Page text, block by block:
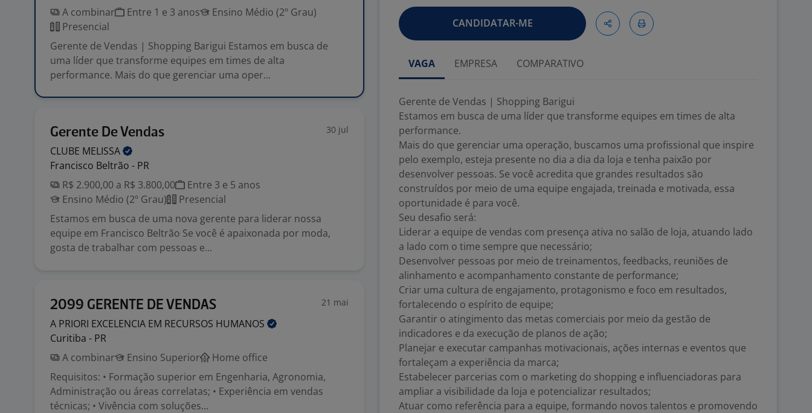
A combinar
Entre 1 e 3 anos
Ensino Médio (2º Grau)
Presencial
Gerente de Vendas | Shopping Barigui Estamos em busca de
uma líder que transforme equipes em times de alta
performance. Mais do que gerenciar uma oper...
Gerente De Vendas 30 jul
CLUBE MELISSA
Francisco Beltrão - PR
R$ 2.900,00 a R$ 3.800,00
Entre 3 e 5 anos
Ensino Médio (2º Grau)
Presencial
Estamos em busca de uma nova gerente para liderar nossa
equipe em Francisco Beltrão Se você é apaixonada por moda,
gosta de trabalhar com pessoas e...
2099 GERENTE DE VENDAS 21 mai
A PRIORI EXCELENCIA EM RECURSOS HUMANOS
Curitiba - PR
A combinar
Ensino Superior
Home office
Requisitos: • Formação superior em Engenharia, Agronomia,
Administração ou áreas correlatas; • Experiência em vendas
técnicas; • Vivência com soluções...
CANDIDATAR-ME
VAGA EMPRESA COMPARATIVO
Gerente de Vendas | Shopping Barigui
Estamos em busca de uma líder que transforme equipes em times de alta
performance.
Mais do que gerenciar uma operação, buscamos uma profissional que inspire
pelo exemplo, esteja presente no dia a dia da loja e tenha paixão por
desenvolver pessoas. Se você acredita que grandes resultados são
construídos por meio de uma equipe engajada, treinada e motivada, essa
oportunidade é para você.
Seu desafio será:
Liderar a equipe de vendas com presença ativa no salão de loja, atuando lado
a lado com o time sempre que necessário;
Desenvolver pessoas por meio de treinamentos, feedbacks, reuniões de
alinhamento e acompanhamento constante de performance;
Criar uma cultura de engajamento, protagonismo e foco em resultados,
fortalecendo o espírito de equipe;
Garantir o atingimento das metas comerciais por meio da gestão de
indicadores e da execução de planos de ação;
Planejar e executar campanhas motivacionais, ações internas e eventos que
fortaleçam a experiência da marca;
Estabelecer parcerias com o marketing do shopping e influenciadoras para
ampliar a visibilidade da loja e potencializar resultados;
Atuar como referência para a equipe, formando novos talentos e promovendo